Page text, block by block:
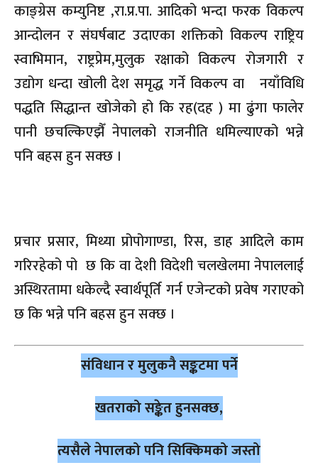
काङ्ग्रेस कम्युनिष्ट ,रा.प्र.पा. आदिको भन्दा फरक विकल्प
आन्दोलन र संघर्षबाट उदाएका शक्तिको विकल्प राष्ट्रिय
स्वाभिमान, राष्ट्रप्रेम,मुलुक रक्षाको विकल्प रोजगारी र
उद्योग धन्दा खोली देश समृद्ध गर्ने विकल्प वा नयाँविधि
पद्धति सिद्धान्त खोजेको हो कि रह(दह ) मा ढुंगा फालेर
पानी छचल्किएझैँ नेपालको राजनीति धमिल्याएको भन्ने
पनि बहस हुन सक्छ ।
प्रचार प्रसार, मिथ्या प्रोपोगाण्डा, रिस, डाह आदिले काम
गरिरहेको पो छ कि वा देशी विदेशी चलखेलमा नेपाललाई
अस्थिरतामा धकेल्दै स्वार्थपूर्ति गर्न एजेन्टको प्रवेष गराएको
छ कि भन्ने पनि बहस हुन सक्छ ।
संविधान र मुलुकनै सङ्कटमा पर्ने
खतराको सङ्केत हुनसक्छ,
त्यसैले नेपालको पनि सिक्किमको जस्तो